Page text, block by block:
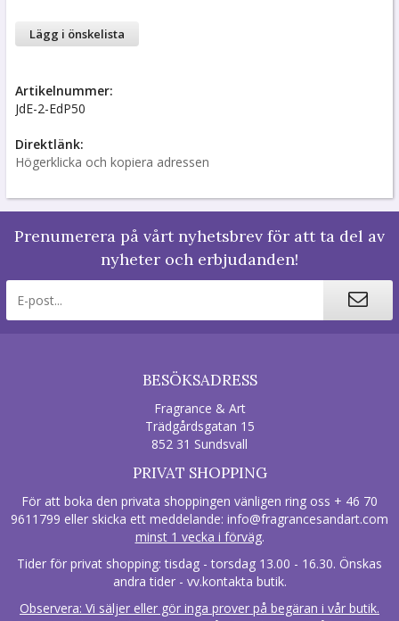
Lägg i önskelista
Artikelnummer:
JdE-2-EdP50
Direktlänk:
Högerklicka och kopiera adressen
Prenumerera på vårt nyhetsbrev för att ta del av
nyheter och erbjudanden!
BESÖKSADRESS
Fragrance & Art
Trädgårdsgatan 15
852 31 Sundsvall
PRIVAT SHOPPING
För att boka den privata shoppingen vänligen ring oss + 46 70
9611799 eller skicka ett meddelande: info@fragrancesandart.com
minst 1 vecka i förväg.
Tider för privat shopping: tisdag - torsdag 13.00 - 16.30. Önskas
andra tider - vv.kontakta butik.
Observera: Vi säljer eller gör inga prover på begäran i vår butik.